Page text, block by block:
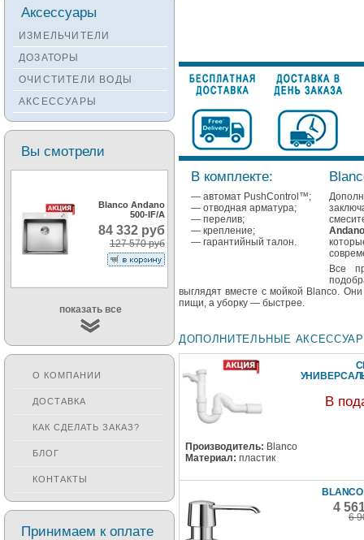
В комплекте:
— автомат PushControl™;
— отводная арматура;
— перелив;
— крепление;
— гарантийный талон.
Все
выглядят вместе с мойкой Blanco.
пищи, а уборку — быстрее.
ДОПОЛНИТЕЛЬНЫЕ
В
Производитель: Blanco
Материал: пластик
4
6
Смесители KANTERA
Смесители SEAMAN
Смесители
Zigmund&Shtain
Смесители OULIN
Смесители под бронзу
Аксессуары
ИЗМЕЛЬЧИТЕЛИ
ДОЗАТОРЫ
ОЧИСТИТЕЛИ ВОДЫ
АКСЕССУАРЫ
Вы смотрели
Blanco Andano
500-IF/A
84 332 руб
127 570 руб
показать все
О КОМПАНИИ
ДОСТАВКА
КАК СДЕЛАТЬ ЗАКАЗ?
БЛОГ
КОНТАКТЫ
Принимаем к оплате